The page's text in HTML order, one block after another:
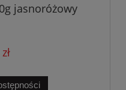
jasnoróżowy